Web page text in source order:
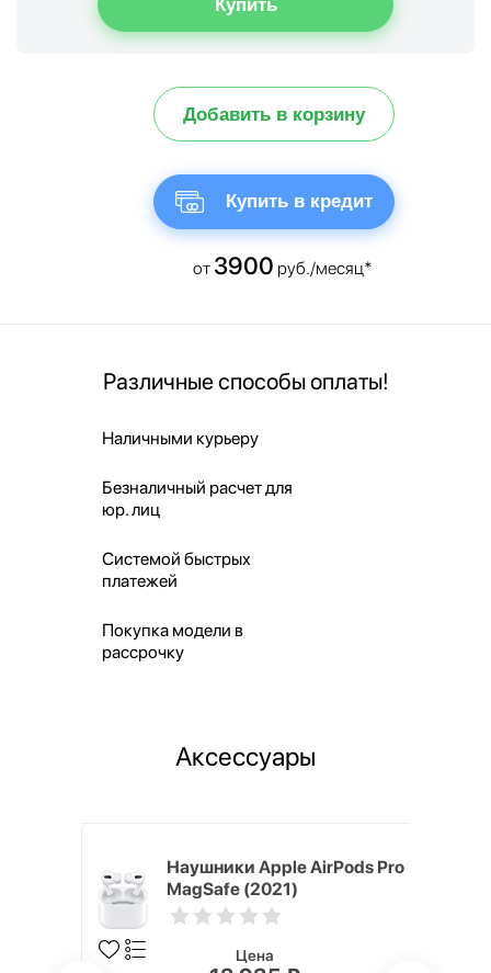
Добавить в корзину
Купить в кредит
от 3900 руб./месяц*
Различные способы оплаты!
Наличными курьеру
Безналичный расчет для
юр. лиц
Системой быстрых
платежей
Покупка модели в
рассрочку
Аксессуары
Наушники Apple AirPods Pro
MagSafe (2021)
Цена